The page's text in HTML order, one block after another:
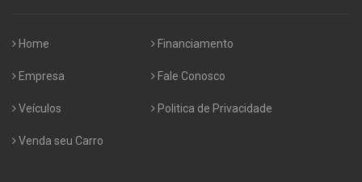
Home
Empresa
Veículos
Venda seu Carro
Financiamento
Fale Conosco
Politica de Privacidade